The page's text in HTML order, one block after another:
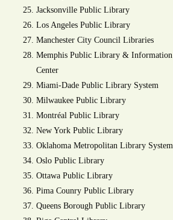
Jacksonville Public Library
Los Angeles Public Library
Manchester City Council Libraries
Memphis Public Library & Information
Center
Miami-Dade Public Library System
Milwaukee Public Library
Montréal Public Library
New York Public Library
Oklahoma Metropolitan Library System
Oslo Public Library
Ottawa Public Library
Pima Counry Public Library
Queens Borough Public Library